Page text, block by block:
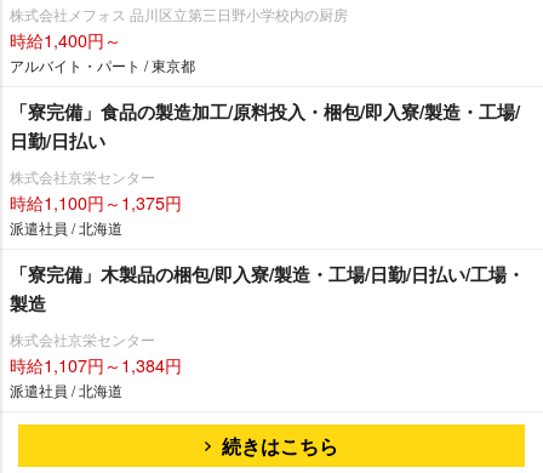
株式会社メフォス 品川区立第三日野小学校内の厨房
時給1,400円～
アルバイト・パート / 東京都
「寮完備」食品の製造加工/原料投入・梱包/即入寮/製造・工場/
日勤/日払い
株式会社京栄センター
時給1,100円～1,375円
派遣社員 / 北海道
「寮完備」木製品の梱包/即入寮/製造・工場/日勤/日払い/工場・
製造
株式会社京栄センター
時給1,107円～1,384円
派遣社員 / 北海道
続きはこちら